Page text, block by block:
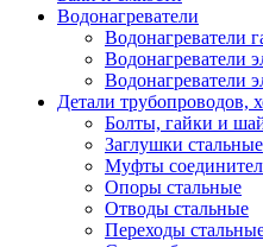
Водонагреватели
Водонагреватели
Водонагреватели
Водонагреватели
Детали трубопроводов,
Болты, гайки и
Заглушки стальные
Муфты
Опоры стальные
Отводы стальные
Переходы